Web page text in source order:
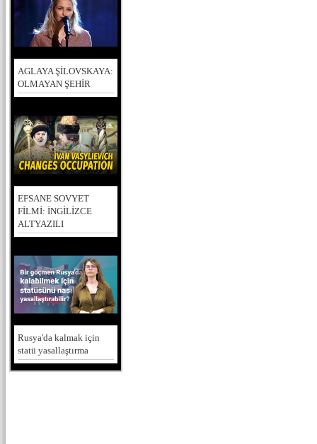
AGLAYA ŞİLOVSKAYA:
OLMAYAN ŞEHİR
EFSANE SOVYET
FİLMİ: İNGİLİZCE
ALTYAZILI
Rusya'da kalmak için
statü yasallaştırma